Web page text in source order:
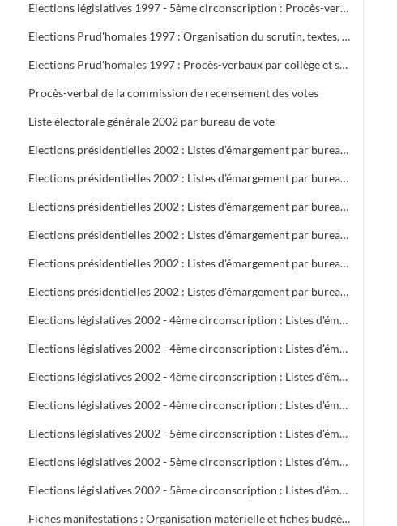
Elections législatives 1997 - 5ème circonscription : Procès-verbaux
Elections Prud'homales 1997 : Organisation du scrutin, textes, représentants des organisations professionnelles et syndicales, délégués, bureaux de vote, tableaux de vote par correspondance
Elections Prud'homales 1997 : Procès-verbaux par collège et section
Procès-verbal de la commission de recensement des votes
Liste électorale générale 2002 par bureau de vote
Elections présidentielles 2002 : Listes d'émargement par bureau de vote : 1 à 5
Elections présidentielles 2002 : Listes d'émargement par bureau de vote : 6 à 10
Elections présidentielles 2002 : Listes d'émargement par bureau de vote : 11 à 16 ( pas de 12 )
Elections présidentielles 2002 : Listes d'émargement par bureau de vote : 17 à 21
Elections présidentielles 2002 : Listes d'émargement par bureau de vote : 22 à 25
Elections présidentielles 2002 : Listes d'émargement par bureau de vote : 26 à 29
Elections législatives 2002 - 4ème circonscription : Listes d'émargement par bureau de vote : 01 à 05
Elections législatives 2002 - 4ème circonscription : Listes d'émargement par bureau de vote : 06 à 09
Elections législatives 2002 - 4ème circonscription : Listes d'émargement par bureau de vote : 10 à 14
Elections législatives 2002 - 4ème circonscription : Listes d'émargement par bureau de vote : 15 à 17
Elections législatives 2002 - 5ème circonscription : Listes d'émargement par bureau de vote : 18 à 21
Elections législatives 2002 - 5ème circonscription : Listes d'émargement par bureau de vote : 22 à 25
Elections législatives 2002 - 5ème circonscription : Listes d'émargement par bureau de vote : 26 à 29
Fiches manifestations : Organisation matérielle et fiches budgétaires